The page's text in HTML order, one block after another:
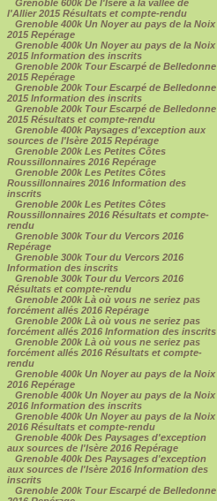
Grenoble 600k De l'Isère à la vallée de
l'Allier 2015 Résultats et compte-rendu
Grenoble 400k Un Noyer au pays de la Noix
2015 Repérage
Grenoble 400k Un Noyer au pays de la Noix
2015 Information des inscrits
Grenoble 200k Tour Escarpé de Belledonne
2015 Repérage
Grenoble 200k Tour Escarpé de Belledonne
2015 Information des inscrits
Grenoble 200k Tour Escarpé de Belledonne
2015 Résultats et compte-rendu
Grenoble 400k Paysages d'exception aux
sources de l'Isère 2015 Repérage
Grenoble 200k Les Petites Côtes
Roussillonnaires 2016 Repérage
Grenoble 200k Les Petites Côtes
Roussillonnaires 2016 Information des
inscrits
Grenoble 200k Les Petites Côtes
Roussillonnaires 2016 Résultats et compte-
rendu
Grenoble 300k Tour du Vercors 2016
Repérage
Grenoble 300k Tour du Vercors 2016
Information des inscrits
Grenoble 300k Tour du Vercors 2016
Résultats et compte-rendu
Grenoble 200k Là où vous ne seriez pas
forcément allés 2016 Repérage
Grenoble 200k Là où vous ne seriez pas
forcément allés 2016 Information des inscrits
Grenoble 200k Là où vous ne seriez pas
forcément allés 2016 Résultats et compte-
rendu
Grenoble 400k Un Noyer au pays de la Noix
2016 Repérage
Grenoble 400k Un Noyer au pays de la Noix
2016 Information des inscrits
Grenoble 400k Un Noyer au pays de la Noix
2016 Résultats et compte-rendu
Grenoble 400k Des Paysages d'exception
aux sources de l'Isère 2016 Repérage
Grenoble 400k Des Paysages d'exception
aux sources de l'Isère 2016 Information des
inscrits
Grenoble 200k Tour Escarpé de Belledonne